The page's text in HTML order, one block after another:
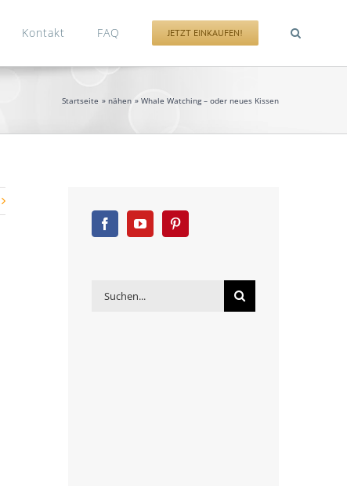
Kontakt FAQ JETZT EINKAUFEN!
Startseite nähen Whale Watching – oder neues Kissen
Suche